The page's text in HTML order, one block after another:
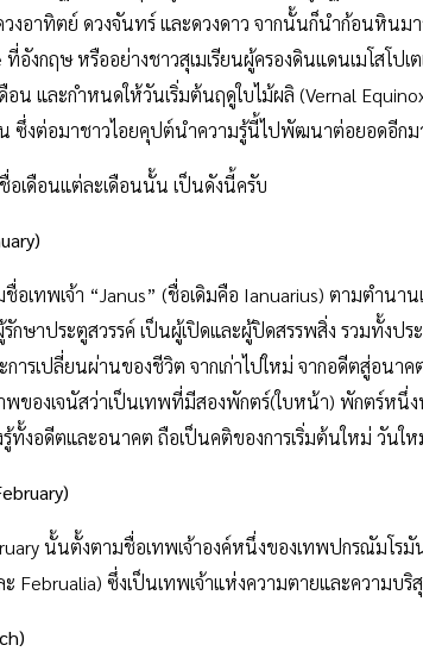
นปรากฏ พบว่ามนุษย์รู้จักการทำและการดูปฏิทินมาตั้งแ
ดวงอาทิตย์ ดวงจันทร์ และดวงดาว จากนั้นก็นำก้อนหินม
ที่อังกฤษ หรืออย่างชาวสุเมเรียนผู้ครองดินแดนเมโสโปเ
ดือน และกำหนดให้วันเริ่มต้นฤดูใบไม้ผลิ (Vernal
ซึ่งต่อมาชาวไอยคุปต์นำความรู้นี้ไปพัฒนาต่อยอดอีกมา
เดือนแต่ละเดือนนั้น เป็นดังนี้ครับ
ชื่อเทพเจ้า “Janus” (ชื่อเดิมคือ Ianuarius) ตามตำน
ผู้รักษาประตูสวรรค์ เป็นผู้เปิดและผู้ปิดสรรพสิ่ง รวมทั้งป
ะการเปลี่ยนผ่านของชีวิต จากเก่าไปใหม่ จากอดีตสู่อนา
าพของเจนัสว่าเป็นเทพที่มีสองพักตร์(ใบหน้า) พักตร์ห
ทั้งอดีตและอนาคต ถือเป็นคติของการเริ่มต้นใหม่ วันให
นั้นตั้งตามชื่อเทพเจ้าองค์หนึ่งของเทพปกรณัมโรมั
Februalia) ซึ่งเป็นเทพเจ้าแห่งความตายและความบ